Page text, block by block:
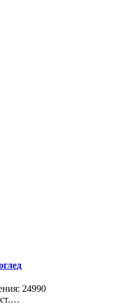
24990